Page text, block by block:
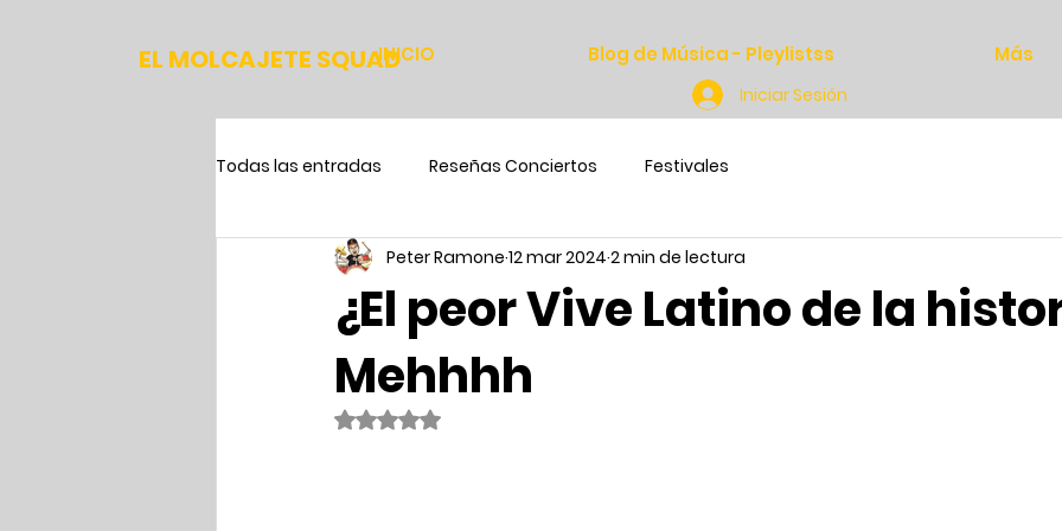
EL MOLCAJETE SQUADINICIO Blog de Música - Pleylistss Más
Iniciar Sesión
Todas las entradas Reseñas Conciertos Festivales
¿El peor Vive Latino de la
Mehhhh
Peter Ramone 12 mar 2024 2 min de lectura
Obtuvo NaN de 5 estrellas.